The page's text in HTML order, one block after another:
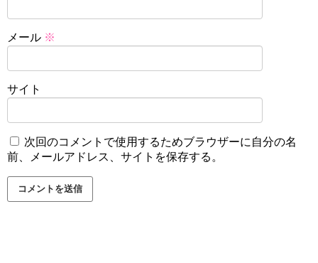
メール ※
サイト
次回のコメントで使用するためブラウザーに自分の名
前、メールアドレス、サイトを保存する。